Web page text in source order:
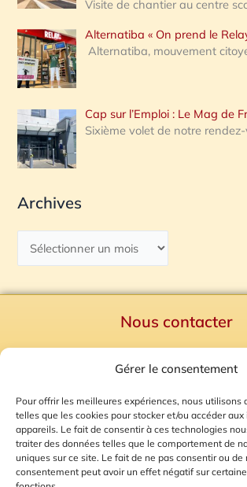
Gérer le consentement
Pour offrir les meilleures expériences, nous utilisons
telles que les cookies pour stocker et/ou accéder
appareils. Le fait de consentir à ces technologies
traiter des données telles que le comportement de
uniques sur ce site. Le fait de ne pas consentir ou de
consentement peut avoir un effet négatif sur
Visite de chantier au centre
Alternatiba « On prend le
Alternatiba, mouvement
Cap sur l’Emploi : Le Mag de
Sixième volet de notre
Archives
Nous contacter
Mentions Légales
Gestion des